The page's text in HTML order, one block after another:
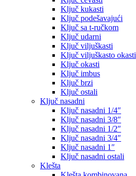
Ključ kukasti
Ključ podešavajući
Ključ sa t-ručkom
Ključ udarni
Ključ viljuškasti
Ključ viljuškasto okasti
Ključ okasti
Ključ imbus
Ključ brzi
Ključ ostali
Ključ nasadni
Ključ nasadni 1/4″
Ključ nasadni 3/8″
Ključ nasadni 1/2″
Ključ nasadni 3/4″
Ključ nasadni 1″
Ključ nasadni ostali
Klešta